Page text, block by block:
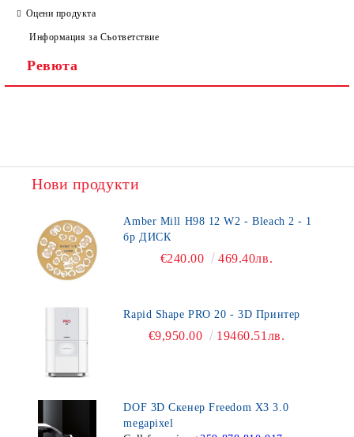
Оцени продукта
Информация за Съответствие
Ревюта
Нови продукти
Amber Mill H98 12 W2 - Bleach 2 - 1
бр ДИСК
€240.00 469.40лв.
Rapid Shape PRO 20 - 3D Принтер
€9,950.00 19460.51лв.
DOF 3D Скенер Freedom X3 3.0
megapixel